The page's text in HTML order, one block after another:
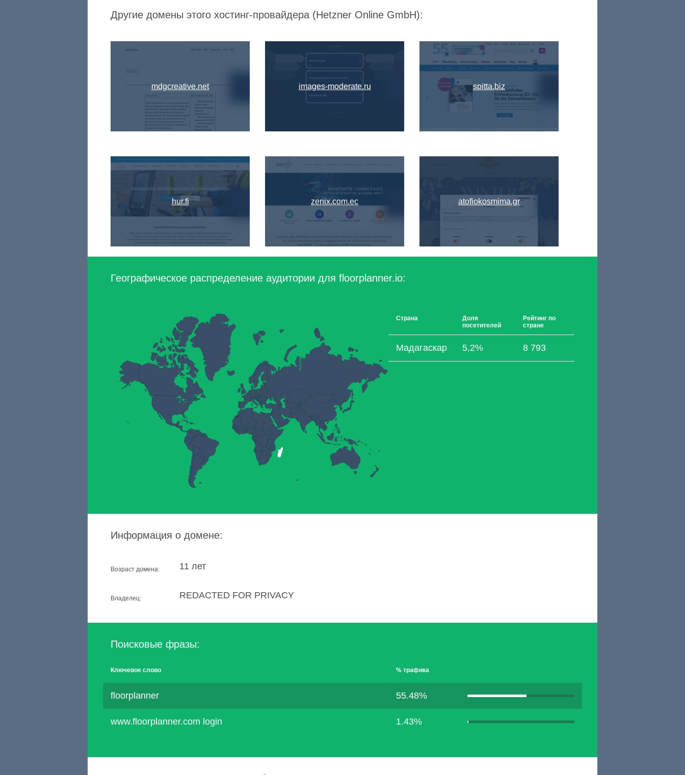
Другие домены этого хостинг-провайдера (Hetzner Online GmbH):
mdgcreative.net
hur.fi
images-moderate.ru
zenix.com.ec
spitta.biz
atofiokosmima.gr
Географическое распределение аудитории для floorplanner.io:
Страна
Доля
посетителей
Рейтинг по
стране
Мадагаскар 5,2% 8 793
Информация о домене:
Возраст домена: 11 лет
Владелец: REDACTED FOR PRIVACY
Поисковые фразы:
Ключевое слово % трафика
floorplanner 55.48%
www.floorplanner.com login 1.43%